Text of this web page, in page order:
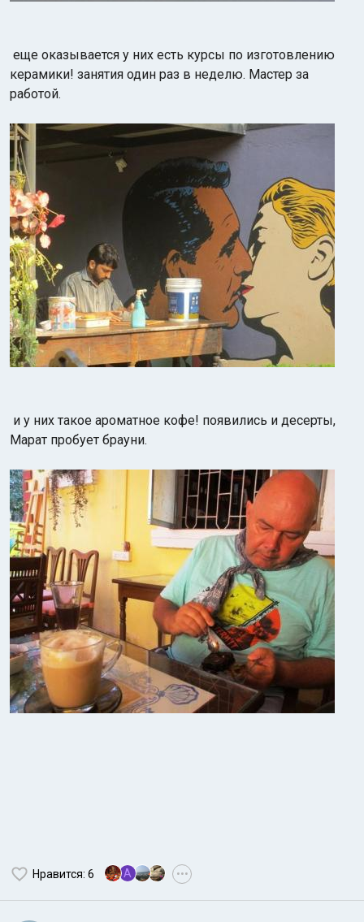
еще оказывается у них есть курсы по изготовлению
керамики! занятия один раз в неделю. Мастер за
работой.
и у них такое ароматное кофе! появились и десерты,
Марат пробует брауни.
Нравится: 6 A •••